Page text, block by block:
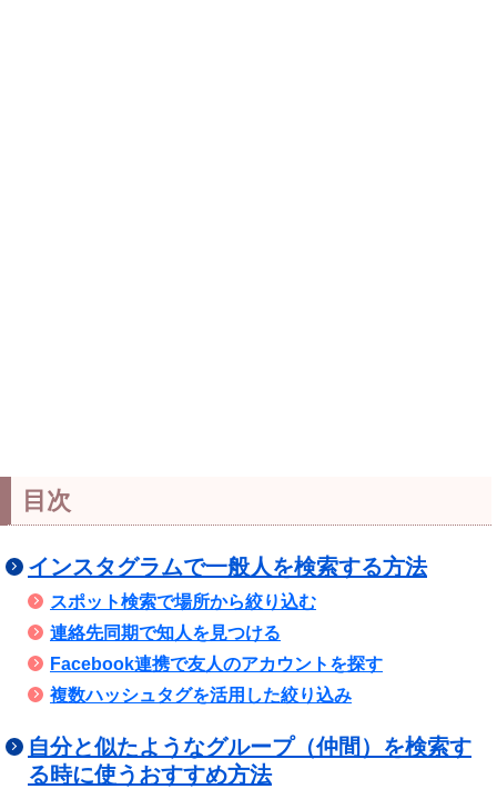
目次
インスタグラムで一般人を検索する方法
スポット検索で場所から絞り込む
連絡先同期で知人を見つける
Facebook連携で友人のアカウントを探す
複数ハッシュタグを活用した絞り込み
自分と似たようなグループ（仲間）を検索す
る時に使うおすすめ方法